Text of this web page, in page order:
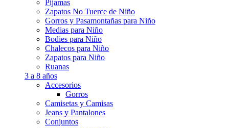
Pijamas
Zapatos No Tuerce de Niño
Gorros y Pasamontañas para Niño
Medias para Niño
Bodies para Niño
Chalecos para Niño
Zapatos para Niño
Ruanas
3 a 8 años
Accesorios
Gorros
Camisetas y Camisas
Jeans y Pantalones
Conjuntos